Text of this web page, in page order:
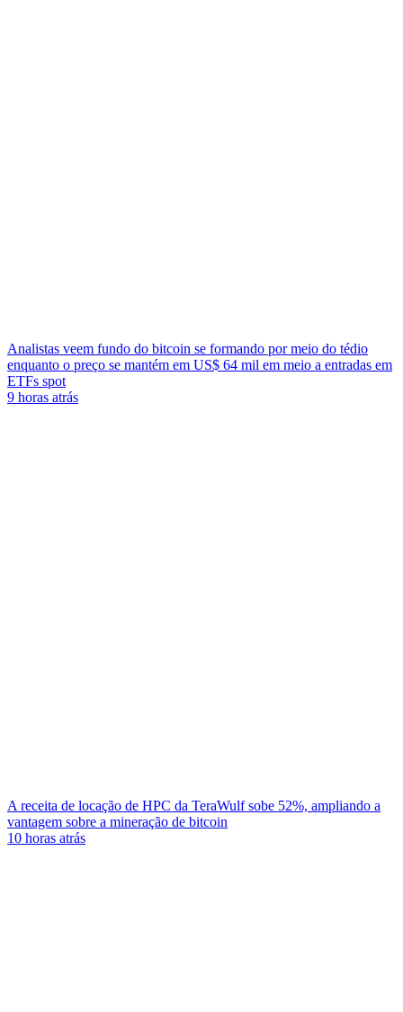
Analistas veem fundo do bitcoin se formando por meio do tédio
enquanto o preço se mantém em US$ 64 mil em meio a entradas em
ETFs spot
9 horas atrás
A receita de locação de HPC da TeraWulf sobe 52%, ampliando a
vantagem sobre a mineração de bitcoin
10 horas atrás